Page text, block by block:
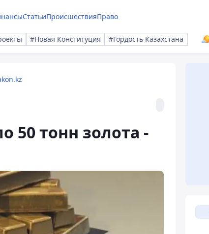
СтатьиПроисшествияПраво
#Новая Конституция #Гордость Казахстана
50 тонн золота -